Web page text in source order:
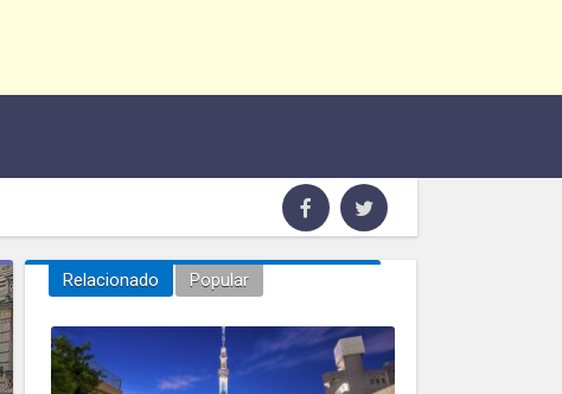
Relacionado Popular